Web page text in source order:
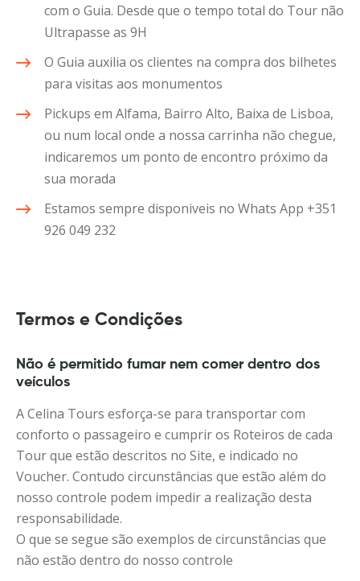
com o Guia. Desde que o tempo total do Tour não
Ultrapasse as 9H
O Guia auxilia os clientes na compra dos bilhetes
para visitas aos monumentos
Pickups em Alfama, Bairro Alto, Baixa de Lisboa,
ou num local onde a nossa carrinha não chegue,
indicaremos um ponto de encontro próximo da
sua morada
Estamos sempre disponiveis no Whats App +351
926 049 232
Termos e Condições
Não é permitido fumar nem comer dentro dos
veículos
A Celina Tours esforça-se para transportar com
conforto o passageiro e cumprir os Roteiros de cada
Tour que estão descritos no Site, e indicado no
Voucher. Contudo circunstâncias que estão além do
nosso controle podem impedir a realização desta
responsabilidade.
O que se segue são exemplos de circunstâncias que
não estão dentro do nosso controle